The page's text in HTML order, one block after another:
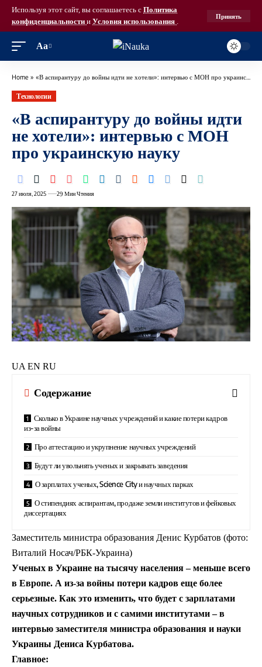
Используя этот сайт, вы соглашаетесь с Политика
конфиденциальности и Условия использования .
Принять
Аа
Home » «В аспирантуру до войны идти не хотели»: интервью с МОН про украинскую науку
Технологии
«В аспирантуру до войны идти
не хотели»: интервью с МОН
про украинскую науку
27 июля, 2025 29 Мин Чтения
UA EN RU
Содержание
Сколько в Украине научных учреждений и какие потери кадров
из-за войны
Про аттестацию и укрупнение научных учреждений
Будут ли увольнять ученых и закрывать заведения
О зарплатах ученых, Science City и научных парках
О стипендиях аспирантам, продаже земли институтов и фейковых
диссертациях
Заместитель министра образования Денис Курбатов (фото:
Виталий Носач/РБК-Украина)
Ученых в Украине на тысячу населения –меньше всего
в Европе. А из-за войны потери кадров еще более
серьезные. Как это изменить, что будет с зарплатами
научных сотрудников и с самими институтами–в
интервью заместителя министра образования и науки
Украины Дениса Курбатова.
Главное: